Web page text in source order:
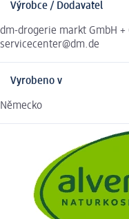
Výrobce / Dodavatel
dm-drogerie markt GmbH +
servicecenter@dm.de
Vyrobeno v
Německo